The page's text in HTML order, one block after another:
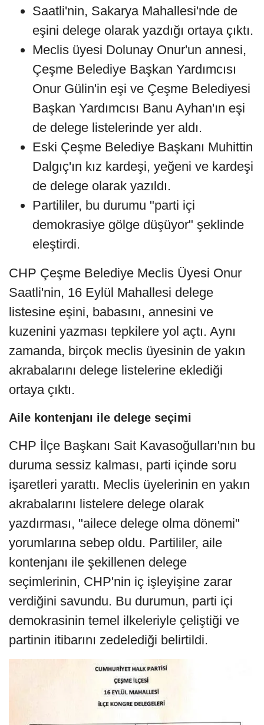
Saatli'nin, Sakarya Mahallesi'nde de
eşini delege olarak yazdığı ortaya çıktı.
Meclis üyesi Dolunay Onur'un annesi,
Çeşme Belediye Başkan Yardımcısı
Onur Gülin'in eşi ve Çeşme Belediyesi
Başkan Yardımcısı Banu Ayhan'ın eşi
de delege listelerinde yer aldı.
Eski Çeşme Belediye Başkanı Muhittin
Dalgıç'ın kız kardeşi, yeğeni ve kardeşi
de delege olarak yazıldı.
Partililer, bu durumu "parti içi
demokrasiye gölge düşüyor" şeklinde
eleştirdi.
CHP Çeşme Belediye Meclis Üyesi Onur
Saatli'nin, 16 Eylül Mahallesi delege
listesine eşini, babasını, annesini ve
kuzenini yazması tepkilere yol açtı. Aynı
zamanda, birçok meclis üyesinin de yakın
akrabalarını delege listelerine eklediği
ortaya çıktı.
Aile kontenjanı ile delege seçimi
CHP İlçe Başkanı Sait Kavasoğulları'nın bu
duruma sessiz kalması, parti içinde soru
işaretleri yarattı. Meclis üyelerinin en yakın
akrabalarını listelere delege olarak
yazdırması, "ailece delege olma dönemi"
yorumlarına sebep oldu. Partililer, aile
kontenjanı ile şekillenen delege
seçimlerinin, CHP'nin iç işleyişine zarar
verdiğini savundu. Bu durumun, parti içi
demokrasinin temel ilkeleriyle çeliştiği ve
partinin itibarını zedelediği belirtildi.